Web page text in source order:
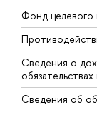
Фонд целевого
Сведения о
Сведения об